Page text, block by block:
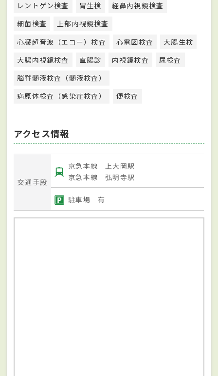
レントゲン検査
胃生検
経鼻内視鏡検査
細菌検査
上部内視鏡検査
心臓超音波（エコー）検査
心電図検査
大腸生検
大腸内視鏡検査
直腸診 内視鏡検査
尿検査
脳脊髄液検査（髄液検査）
病原体検査（感染症検査）
便検査
アクセス情報
交通手段
京急本線 上大岡駅
京急本線 弘明寺駅
駐車場 有